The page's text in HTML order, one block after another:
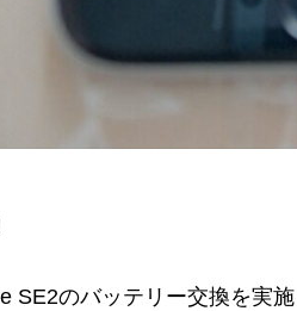
SE2のバッテリー交換を実施